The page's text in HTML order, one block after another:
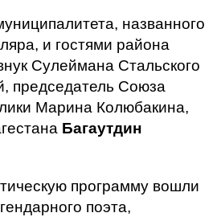
названного
и гостями района
Сулеймана Стальского
председатель Союза
Марина Колюбакина,
Багаутдин
программу вошли
поэта,